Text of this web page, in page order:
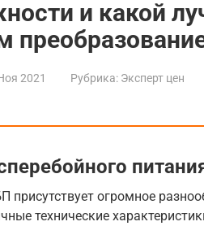
и какой
2021 Рубрика: Эксперт цен
огромное
технические